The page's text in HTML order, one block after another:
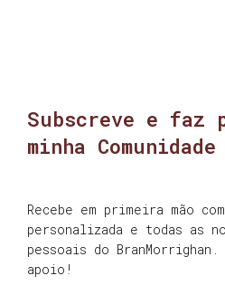
Subscreve e faz
minha Comunidade
Recebe em primeira mão
personalizada e todas as
pessoais do
apoio!